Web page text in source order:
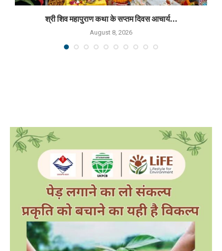
श्री शिव महापुराण कथा के सप्तम दिवस आचार्य...
August 8, 2026